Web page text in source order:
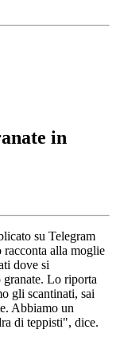
in
su Telegram
alla moglie
dove si
Lo riporta
gli scantinati, sai
Abbiamo un
di teppisti", dice.